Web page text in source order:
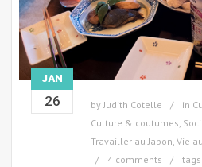
JAN
26 byJudith Cotelle in
Culture & coutumes,
Travailler au Japon, Vie
4 comments
tags: